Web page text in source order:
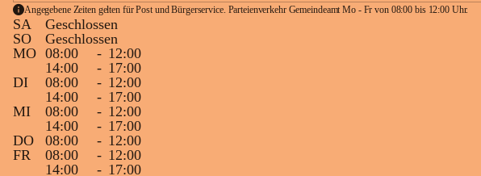
Angegebene Zeiten gelten für Post und Bürgerservice. Parteienverkehr Gemeindeamt Mo - Fr von 08:00 bis 12:00 Uhr.
SA
Geschlossen
SO
Geschlossen
MO 08:00 - 12:00
14:00
- 17:00
DI
08:00 - 12:00
14:00
- 17:00
MI
08:00 - 12:00
14:00
- 17:00
DO
08:00 - 12:00
FR
08:00 - 12:00
14:00
- 17:00